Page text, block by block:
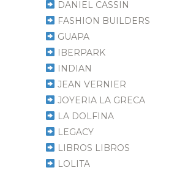
DANIEL CASSIN
FASHION BUILDERS
GUAPA
IBERPARK
INDIAN
JEAN VERNIER
JOYERIA LA GRECA
LA DOLFINA
LEGACY
LIBROS LIBROS
LOLITA